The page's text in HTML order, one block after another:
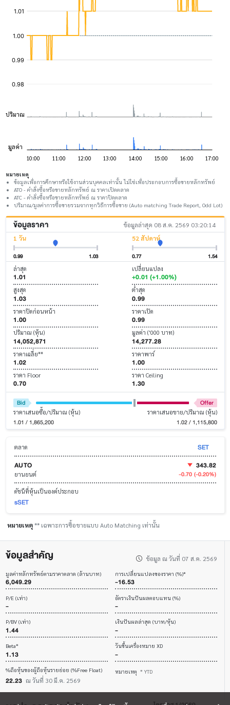
หมายเหตุ
ข้อมูลเพื่อการศึกษาหรือใช้งานส่วนบุคคลเท่านั้น ไม่ใช่เพื่อประกอบการซื้อขายหลักทรัพย์
ATO - คำสั่งซื้อหรือขายหลักทรัพย์ ณ ราคาเปิดตลาด
ATC - คำสั่งซื้อหรือขายหลักทรัพย์ ณ ราคาปิดตลาด
ปริมาณ/มูลค่าการซื้อขายรวมจากทุกวิธีการซื้อขาย (Auto matching Trade Report, Odd Lot)
ข้อมูลราคา
ข้อมูลล่าสุด 08 ส.ค. 2569 03:20:14
1 วัน
0.99 1.03
52 สัปดาห์
0.77 1.54
ล่าสุด
1.01
เปลี่ยนแปลง
+0.01 (+1.00%)
สูงสุด
1.03
ต่ำสุด
0.99
ราคาปิดก่อนหน้า
1.00
ราคาเปิด
0.99
ปริมาณ (หุ้น)
14,052,871
มูลค่า ('000 บาท)
14,277.28
ราคาเฉลี่ย**
1.02
ราคาพาร์
1.00
ราคา Floor
0.70
ราคา Ceiling
1.30
Bid Offer
ราคาเสนอซื้อ/ปริมาณ (หุ้น)
1.01 / 1,865,200
ราคาเสนอขาย/ปริมาณ (หุ้น)
1.02 / 1,115,800
ตลาด
SET
AUTO
ยานยนต์
343.82
-0.70 (-0.20%)
ดัชนีที่หุ้นเป็นองค์ประกอบ
sSET
หมายเหตุ** เฉพาะการซื้อขายแบบ Auto Matching เท่านั้น
ข้อมูลสำคัญ ข้อมูล ณ วันที่ 07 ส.ค. 2569
มูลค่าหลักทรัพย์ตามราคาตลาด (ล้านบาท)
6,049.29
การเปลี่ยนแปลงของราคา (%)*
-16.53
P/E (เท่า)
-
อัตราเงินปันผลตอบแทน (%)
-
P/BV (เท่า)
1.44
เงินปันผลล่าสุด (บาท/หุ้น)
-
Beta*
1.13
วันขึ้นเครื่องหมาย XD
-
%ถือหุ้นของผู้ถือหุ้นรายย่อย (%Free Float)
22.23 ณ วันที่ 30 มี.ค. 2569
หมายเหตุ * YTD